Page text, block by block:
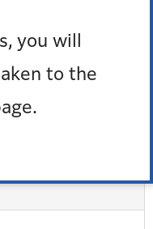
you will
to the